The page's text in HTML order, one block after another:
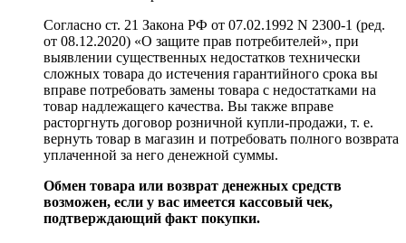
Согласно ст. 21 Закона РФ от 07.02.1992 N 2300-1 (ред.
от 08.12.2020) «О защите прав потребителей», при
выявлении существенных недостатков технически
сложных товара до истечения гарантийного срока вы
вправе потребовать замены товара с недостатками на
товар надлежащего качества. Вы также вправе
расторгнуть договор розничной купли-продажи, т. е.
вернуть товар в магазин и потребовать полного возврата
уплаченной за него денежной суммы.
Обмен товара или возврат денежных средств
возможен, если у вас имеется кассовый чек,
подтверждающий факт покупки.